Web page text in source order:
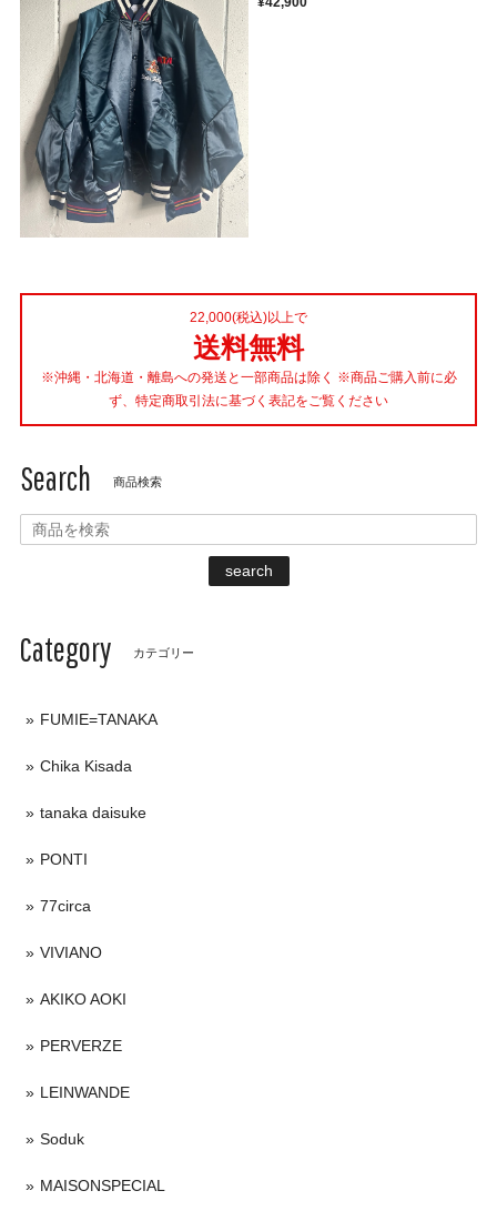
22,000(税込)以上で
送料無料
※沖縄・北海道・離島への発送と一部商品は除く ※商品ご購入前に必
ず、特定商取引法に基づく表記をご覧ください
Search 商品検索
search
Category カテゴリー
FUMIE=TANAKA
Chika Kisada
tanaka daisuke
PONTI
77circa
VIVIANO
AKIKO AOKI
PERVERZE
LEINWANDE
Soduk
MAISONSPECIAL